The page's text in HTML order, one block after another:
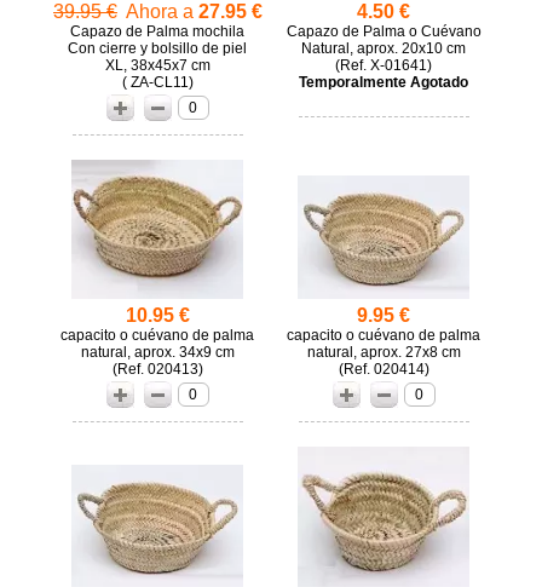
39.95 €Ahora a 27.95 €
Capazo de Palma mochila
Con cierre y bolsillo de piel
XL, 38x45x7 cm
( ZA-CL11)
0
4.50 €
Capazo de Palma o Cuévano
Natural, aprox. 20x10 cm
(
X-01641)
Temporalmente Agotado
10.95 €
capacito o cuévano de palma
natural, aprox. 34x9 cm
(
020413)
0
9.95 €
capacito o cuévano de palma
natural, aprox. 27x8 cm
(
020414)
0